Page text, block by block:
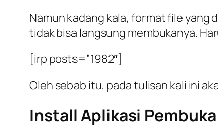
Namun kadang kala, format file yang
tidak bisa langsung membukanya.
[irp posts=”1982″]
Oleh sebab itu, pada tulisan kali ini
Install Aplikasi Pembuka